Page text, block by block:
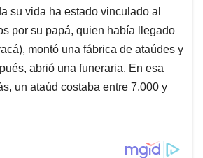
su vida ha estado vinculado al
por su papá, quien había llegado
montó una fábrica de ataúdes y
abrió una funeraria. En esa
un ataúd costaba entre 7.000 y